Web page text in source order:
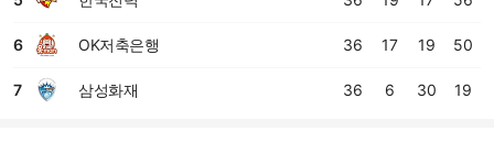
6 OK저축은행 36 17 19 50
7 삼성화재 36 6 30 19